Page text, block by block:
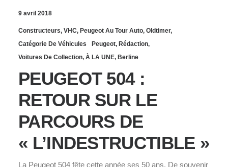
9 avril 2018
Constructeurs, VHC, Peugeot Au Tour Auto, Oldtimer,
Catégorie De Véhicules
Peugeot, Rédaction,
Voitures De Collection, À LA UNE, Berline
PEUGEOT 504 :
RETOUR SUR LE
PARCOURS DE
« L’INDESTRUCTIBLE »
La Peugeot 504 fête cette année ses 50 ans. De souvenir